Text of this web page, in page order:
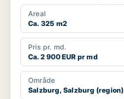
Areal
Ca. 325 m2
Pris pr. md.
Ca. 2 900 EUR pr md
Område
Salzburg, Salzburg (region)